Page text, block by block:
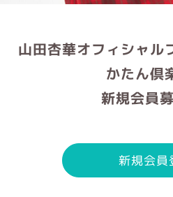
山田杏華オフィシャル
かたん倶
新規会員募
新規会員